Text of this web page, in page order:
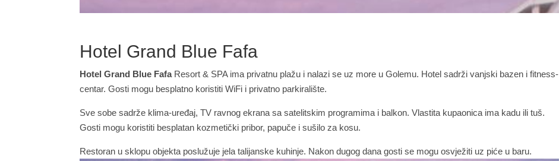
Hotel Grand Blue Fafa
Hotel Grand Blue FafaResort & SPA ima privatnu plažu i nalazi se uz more u Golemu. Hotel sadrži vanjski bazen i fitness-
centar. Gosti mogu besplatno koristiti WiFi i privatno parkiralište.
Sve sobe sadrže klima-uređaj, TV ravnog ekrana sa satelitskim programima i balkon. Vlastita kupaonica ima kadu ili tuš.
Gosti mogu koristiti besplatan kozmetički pribor, papuče i sušilo za kosu.
Restoran u sklopu objekta poslužuje jela talijanske kuhinje. Nakon dugog dana gosti se mogu osvježiti uz piće u baru.